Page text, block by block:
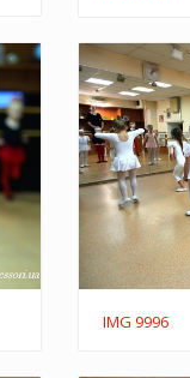
IMG 9996